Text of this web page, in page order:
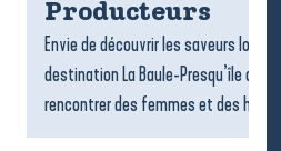
Producteurs
Envie de découvrir les saveurs
destination La Baule-Presqu’île de
rencontrer des femmes et des